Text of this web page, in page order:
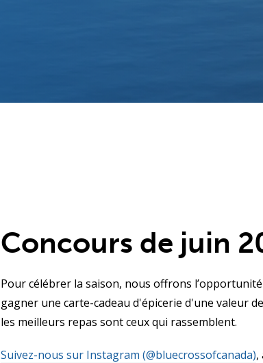
Concours de juin
Pour célébrer la saison, nous offrons
gagner une carte-cadeau d'épicerie d'une valeur
les meilleurs repas sont ceux qui rassemblent.
Suivez-nous sur Instagram (@bluecrossofcanada),